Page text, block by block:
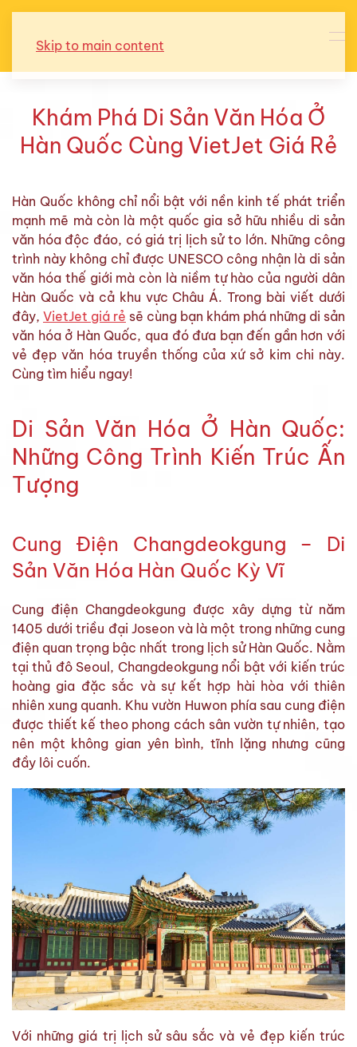
Skip to main content
Khám Phá Di Sản Văn Hóa Ở
Hàn Quốc Cùng VietJet Giá Rẻ
Hàn Quốc không chỉ nổi bật với nền kinh tế phát triển
mạnh mẽ mà còn là một quốc gia sở hữu nhiều di sản
văn hóa độc đáo, có giá trị lịch sử to lớn. Những công
trình này không chỉ được UNESCO công nhận là di sản
văn hóa thế giới mà còn là niềm tự hào của người dân
Hàn Quốc và cả khu vực Châu Á. Trong bài viết dưới
đây, VietJet giá rẻ sẽ cùng bạn khám phá những di sản
văn hóa ở Hàn Quốc, qua đó đưa bạn đến gần hơn với
vẻ đẹp văn hóa truyền thống của xứ sở kim chi này.
Cùng tìm hiểu ngay!
Di Sản Văn Hóa Ở Hàn Quốc:
Những Công Trình Kiến Trúc Ấn
Tượng
Cung Điện Changdeokgung – Di
Sản Văn Hóa Hàn Quốc Kỳ Vĩ
Cung điện Changdeokgung được xây dựng từ năm
1405 dưới triều đại Joseon và là một trong những cung
điện quan trọng bậc nhất trong lịch sử Hàn Quốc. Nằm
tại thủ đô Seoul, Changdeokgung nổi bật với kiến trúc
hoàng gia đặc sắc và sự kết hợp hài hòa với thiên
nhiên xung quanh. Khu vườn Huwon phía sau cung điện
được thiết kế theo phong cách sân vườn tự nhiên, tạo
nên một không gian yên bình, tĩnh lặng nhưng cũng
đầy lôi cuốn.
Với những giá trị lịch sử sâu sắc và vẻ đẹp kiến trúc